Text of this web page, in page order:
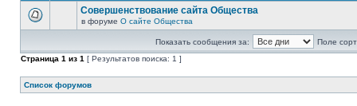
Совершенствование сайта Общества
в форуме О сайте Общества
Показать сообщения за:
Поле
Страница 1 из 1 [ Результатов поиска: 1 ]
Список форумов